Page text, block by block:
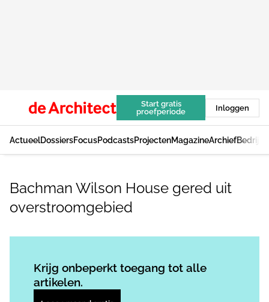
Start gratis
proefperiode
Inloggen
ActueelDossiersFocusPodcastsProjectenMagazineArchief
Bachman Wilson House gered uit
overstroomgebied
Krijg onbeperkt toegang tot alle
artikelen.